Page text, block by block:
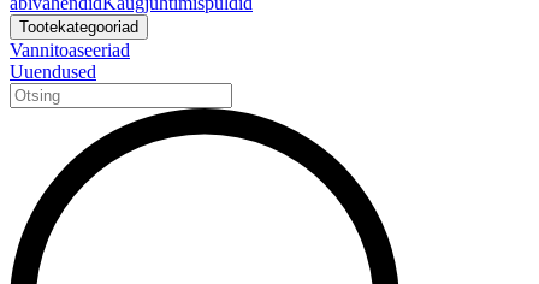
Tootekategooriad
Vannitoaseeriad
Uuendused